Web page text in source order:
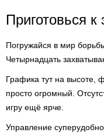
Приготовься к
Погружайся в мир
Четырнадцать
Графика тут на высоте,
просто огромный.
игру ещё ярче.
Управление